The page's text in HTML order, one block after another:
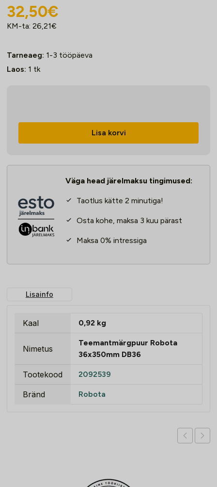
32,50€
KM-ta: 26,21€
Tarneaeg: 1-3 tööpäeva
Laos: 1 tk
36x350mm
Lisa korvi
Väga head järelmaksu tingimused:
Taotlus kätte 2 minutiga!
Osta kohe, maksa 3 kuu pärast
Maksa 0% intressiga
Lisainfo
Kaal 0,92 kg
Nimetus
Teemantmärgpuur Robota
36x350mm DB36
Tootekood 2092539
Bränd Robota